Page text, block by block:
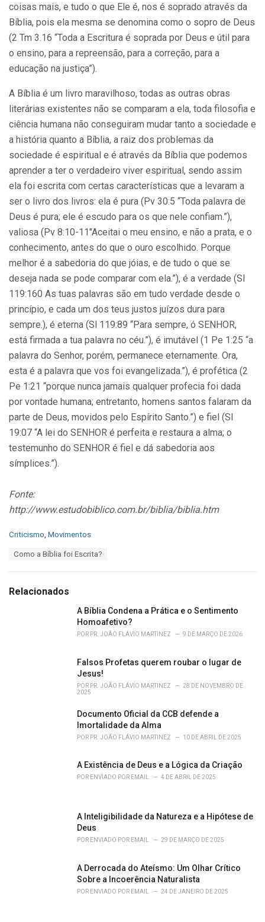
coisas mais, e tudo o que Ele é, nos é soprado através da
Bíblia, pois ela mesma se denomina como o sopro de Deus
(2 Tm 3.16 “Toda a Escritura é soprada por Deus e útil para
o ensino, para a repreensão, para a correção, para a
educação na justiça”).
A Bíblia é um livro maravilhoso, todas as outras obras
literárias existentes não se comparam a ela, toda filosofia e
ciência humana não conseguiram mudar tanto a sociedade e
a história quanto a Bíblia, a raiz dos problemas da
sociedade é espiritual e é através da Bíblia que podemos
aprender a ter o verdadeiro viver espiritual, sendo assim
ela foi escrita com certas características que a levaram a
ser o livro dos livros: ela é pura (Pv 30:5 “Toda palavra de
Deus é pura; ele é escudo para os que nele confiam.”),
valiosa (Pv 8:10-11″Aceitai o meu ensino, e não a prata, e o
conhecimento, antes do que o ouro escolhido. Porque
melhor é a sabedoria do que jóias, e de tudo o que se
deseja nada se pode comparar com ela.”), é a verdade (Sl
119:160 As tuas palavras são em tudo verdade desde o
princípio, e cada um dos teus justos juízos dura para
sempre.), é eterna (Sl 119:89 “Para sempre, ó SENHOR,
está firmada a tua palavra no céu.”), é imutável (1 Pe 1:25 “a
palavra do Senhor, porém, permanece eternamente. Ora,
esta é a palavra que vos foi evangelizada.”), é profética (2
Pe 1:21 “porque nunca jamais qualquer profecia foi dada
por vontade humana; entretanto, homens santos falaram da
parte de Deus, movidos pelo Espírito Santo.”) e fiel (Sl
19:07 “A lei do SENHOR é perfeita e restaura a alma; o
testemunho do SENHOR é fiel e dá sabedoria aos
símplices.”).
Fonte:
http://www.estudobiblico.com.br/biblia/biblia.htm
C
o
r
Criticismo Movimentos
:
Como a Bíblia foi Escrita?
Relacionados
A Bíblia Condena a Prática e o Sentimento
Homoafetivo?
POR PR. JOÃO FLÁVIO MARTINEZ 9 DE MARÇO DE 2026
Falsos Profetas querem roubar o lugar de
Jesus!
POR PR. JOÃO FLÁVIO MARTINEZ
28 DE NOVEMBRO DE
2025
Documento Oficial da CCB defende a
Imortalidade da Alma
POR PR. JOÃO FLÁVIO MARTINEZ 10 DE ABRIL DE 2025
A Existência de Deus e a Lógica da Criação
POR ENVIADO POR EMAIL 4 DE ABRIL DE 2025
A Inteligibilidade da Natureza e a Hipótese de
Deus
POR ENVIADO POR EMAIL 29 DE MARÇO DE 2025
A Derrocada do Ateísmo: Um Olhar Crítico
Sobre a Incoerência Naturalista
POR ENVIADO POR EMAIL 24 DE JANEIRO DE 2025